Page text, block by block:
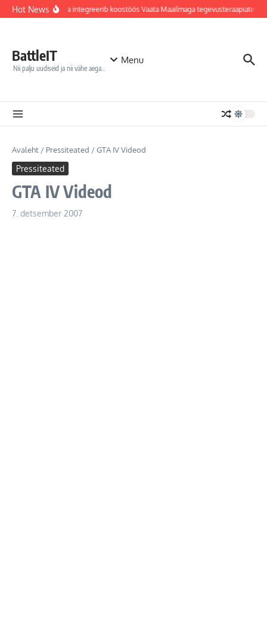
Sisu juurde
Hot NewsJõhvi haigla integreerib koostöös Vaata Maailmaga
BattleIT
Nii palju uudiseid ja nii vähe aega…
Menu
Avaleht / Pressiteated /GTA IV Videod
Pressiteated
GTA IV Videod
7. detsember 2007